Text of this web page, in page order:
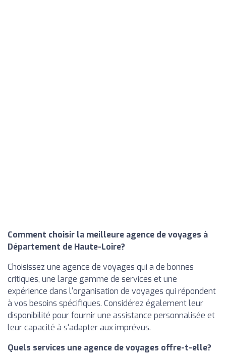
Comment choisir la meilleure agence de voyages à
Département de Haute-Loire?
Choisissez une agence de voyages qui a de bonnes
critiques, une large gamme de services et une
expérience dans l'organisation de voyages qui répondent
à vos besoins spécifiques. Considérez également leur
disponibilité pour fournir une assistance personnalisée et
leur capacité à s'adapter aux imprévus.
Quels services une agence de voyages offre-t-elle?